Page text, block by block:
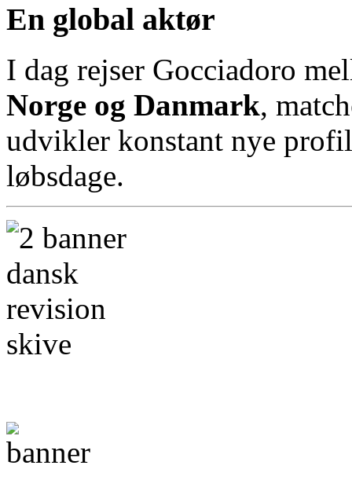
En global aktør
I dag rejser Gocciadoro
Norge og Danmark,
udvikler konstant nye
løbsdage.